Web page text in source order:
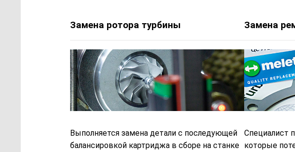
Замена ротора турбины
Выполняется замена детали с последующей
балансировкой картриджа в сборе на станке
Замена
Специалист
которые